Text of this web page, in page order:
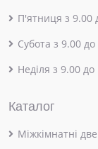
П'ятниця з 9.00
Субота з 9.00
Неділя з 9.00 до
Каталог
Міжкімнатні